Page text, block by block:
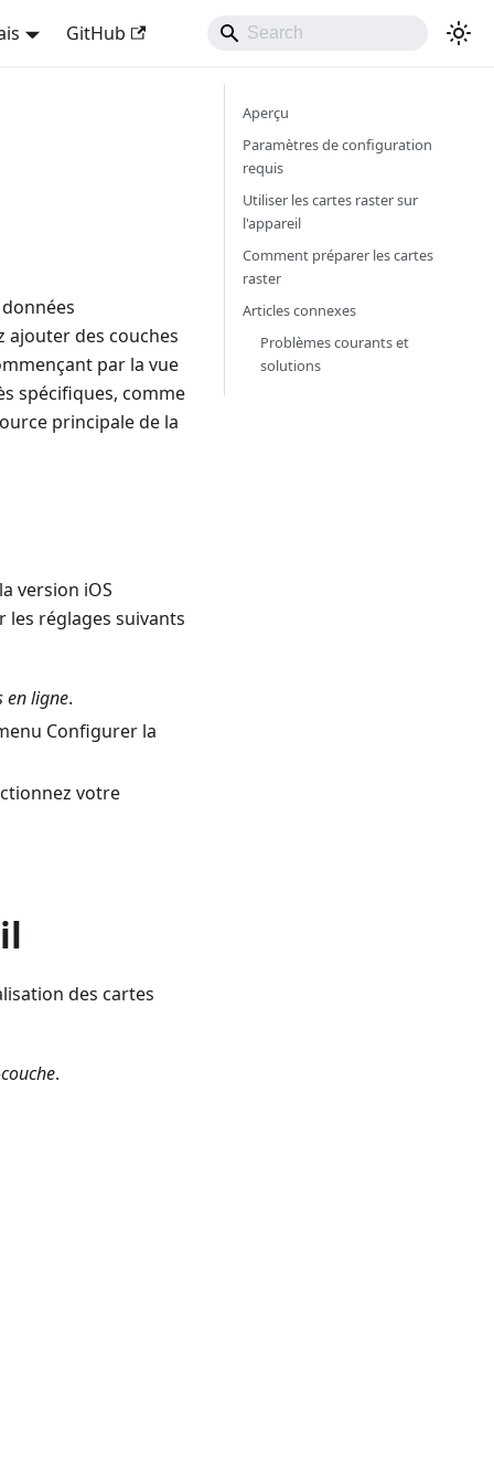
GitHub
ajouter des couches
par la vue
spécifiques, comme
principale de la
version iOS
les réglages suivants
en ligne.
Configurer la
votre
des cartes
.
Aperçu
Paramètres de configuration
requis
Utiliser les cartes raster sur
l'appareil
Comment préparer les cartes
raster
Articles connexes
Problèmes courants et
solutions